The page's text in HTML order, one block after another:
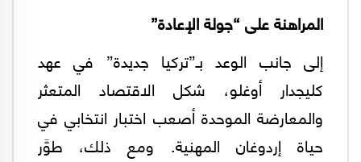
المراهنة على “جولة الإعادة”
إلى جانب الوعد بـ”تركيا جديدة” في عهد
كليجدار أوغلو، شكل الاقتصاد المتعثر
والمعارضة الموحدة أصعب اختبار انتخابي في
حياة إردوغان المهنية. ومع ذلك، طوَّر